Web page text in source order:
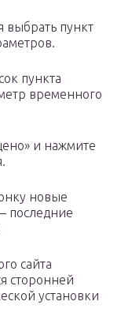
выбрать пункт
пункта
временного
и нажмите
новые
последние
сайта
сторонней
установки